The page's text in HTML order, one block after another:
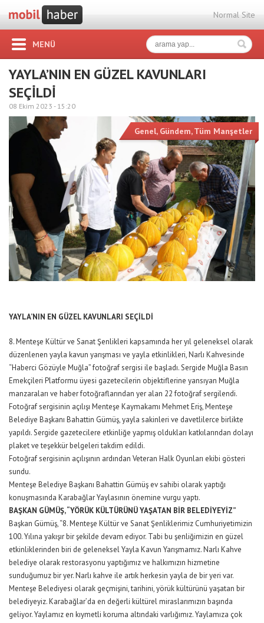
Normal Site
MENÜ
YAYLA’NIN EN GÜZEL KAVUNLARI
SEÇİLDİ
08 Ekim 2023 - 15:20
Genel, Gündem,Tüm Manşetler
YAYLA’NIN EN GÜZEL KAVUNLARI SEÇİLDİ
8. Menteşe Kültür ve Sanat Şenlikleri kapsamında her yıl geleneksel olarak
düzenlenen yayla kavun yarışması ve yayla etkinlikleri, Narlı Kahvesinde
“Haberci Gözüyle Muğla” fotoğraf sergisi ile başladı. Sergide Muğla Basın
Emekçileri Platformu üyesi gazetecilerin objektiflerine yansıyan Muğla
manzaraları ve haber fotoğraflarından yer alan 22 fotoğraf sergilendi.
Fotoğraf sergisinin açılışı Menteşe Kaymakamı Mehmet Eriş, Menteşe
Belediye Başkanı Bahattin Gümüş, yayla sakinleri ve davetlilerce birlikte
yapıldı. Sergide gazetecilere etkinliğe yapmış oldukları katkılarından dolayı
plaket ve teşekkür belgeleri takdim edildi.
Fotoğraf sergisinin açılışının ardından Veteran Halk Oyunları ekibi gösteri
sundu.
Menteşe Belediye Başkanı Bahattin Gümüş ev sahibi olarak yaptığı
konuşmasında Karabağlar Yaylasının önemine vurgu yaptı.
BAŞKAN GÜMÜŞ, “YÖRÜK KÜLTÜRÜNÜ YAŞATAN BİR BELEDİYEYİZ”
Başkan Gümüş, “8. Menteşe Kültür ve Sanat Şenliklerimiz Cumhuriyetimizin
100. Yılına yakışır bir şekilde devam ediyor. Tabi bu şenliğimizin en güzel
etkinliklerinden biri de geleneksel Yayla Kavun Yarışmamız. Narlı Kahve
belediye olarak restorasyonu yaptığımız ve halkımızın hizmetine
sunduğumuz bir yer. Narlı kahve ile artık herkesin yayla de bir yeri var.
Menteşe Belediyesi olarak geçmişini, tarihini, yörük kültürünü yaşatan bir
belediyeyiz. Karabağlar’da en değerli kültürel miraslarımızın başında
geliyor. Yaylamız en kıymetli koruma altındaki varlığımız. Yaylamıza çok